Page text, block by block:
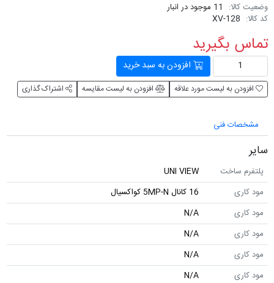
وضعیت کالا: 11 موجود در انبار
کد کالا: XV-128
تماس بگیرید
افزودن به سبد خرید
افزودن به لیست مورد علاقه افزودن به لیست مقایسه اشتراک گذاری
مشخصات فنی
سایر
پلتفرم ساخت
UNI VIEW
مود کاری
16 کانال 5MP-N کواکسیال
مود کاری
N/A
مود کاری
N/A
مود کاری
N/A
مود کاری
N/A